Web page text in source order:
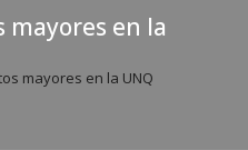
mayores en la
mayores en la UNQ